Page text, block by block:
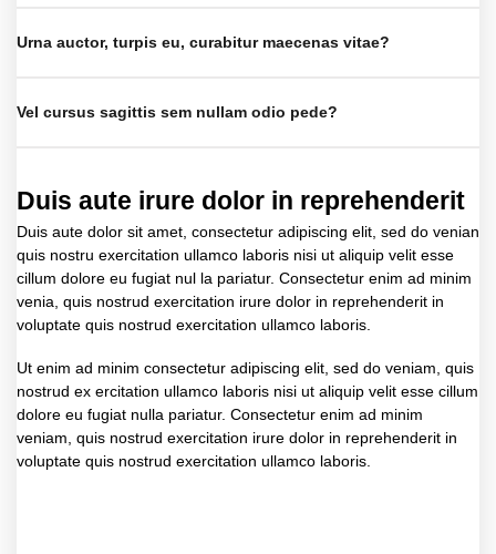
Urna auctor, turpis eu, curabitur maecenas vitae?
Vel cursus sagittis sem nullam odio pede?
Duis aute irure dolor in reprehenderit
Duis aute dolor sit amet, consectetur adipiscing elit, sed do venian
quis nostru exercitation ullamco laboris nisi ut aliquip velit esse
cillum dolore eu fugiat nul la pariatur. Consectetur enim ad minim
venia, quis nostrud exercitation irure dolor in reprehenderit in
voluptate quis nostrud exercitation ullamco laboris.
Ut enim ad minim consectetur adipiscing elit, sed do veniam, quis
nostrud ex ercitation ullamco laboris nisi ut aliquip velit esse cillum
dolore eu fugiat nulla pariatur. Consectetur enim ad minim
veniam, quis nostrud exercitation irure dolor in reprehenderit in
voluptate quis nostrud exercitation ullamco laboris.